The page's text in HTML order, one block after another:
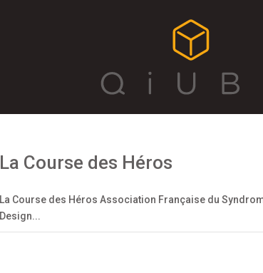
La Course des Héros
La Course des Héros Association Française du
Design...